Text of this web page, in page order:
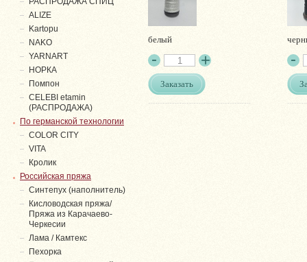
белый
Заказать
ALIZE
Kartopu
NAKO
YARNART
НОРКА
Помпон
СELEBI etamin
(РАСПРОДАЖА)
По германской технологии
COLOR CITY
VITA
Кролик
Российская пряжа
Синтепух (наполнитель)
Кисловодская пряжа/
Пряжа из Карачаево-
Черкесии
Лама / Камтекс
Пехорка